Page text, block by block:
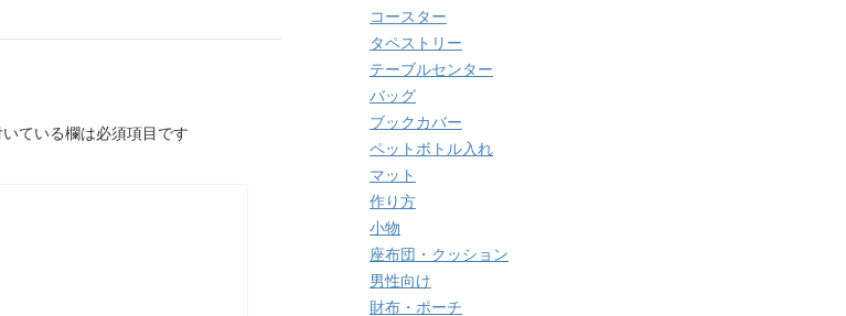
ている欄は必須項目です
コースター
タペストリー
テーブルセンター
バッグ
ブックカバー
ペットボトル入れ
マット
作り方
小物
座布団・クッション
男性向け
財布・ポーチ